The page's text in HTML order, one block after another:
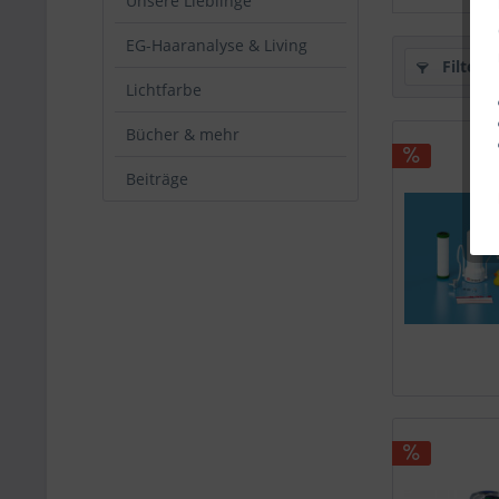
EG-Haaranalyse & Living
Lichtfarbe
Bücher & mehr
Beiträge
Filtern